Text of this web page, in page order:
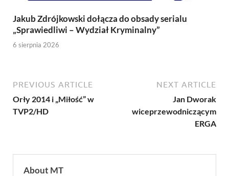
Jakub Zdrójkowski dołącza do obsady serialu
„Sprawiedliwi – Wydział Kryminalny”
6 sierpnia 2026
PREVIOUS ARTICLE
Orły 2014 i „Miłość” w
TVP2/HD
NEXT ARTICLE
Jan Dworak
wiceprzewodniczącym
ERGA
About MT